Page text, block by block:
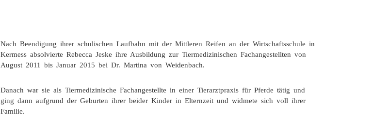
Nach Beendigung ihrer schulischen Laufbahn mit der Mittleren Reifen an der Wirtschaftsschule in
Kermess absolvierte Rebecca Jeske ihre Ausbildung zur Tiermedizinischen Fachangestellten von
August 2011 bis Januar 2015 bei Dr. Martina von Weidenbach.
Danach war sie als Tiermedizinische Fachangestellte in einer Tierarztpraxis für Pferde tätig und
ging dann aufgrund der Geburten ihrer beider Kinder in Elternzeit und widmete sich voll ihrer
Familie.